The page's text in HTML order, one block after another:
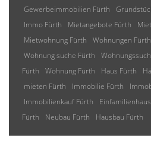
Gewerbeimmobilien Fürth
Immo Fürth
Mietangebote Fürth
Mietwohnung Fürth
Wohnungen Fürth
Wohnung suche Fürth
Fürth
Wohnung Fürth Haus Fürth
mieten Fürth
Immobilie Fürth
Immobilienkauf Fürth
Fürth
Neubau Fürth Hausbau Fürth